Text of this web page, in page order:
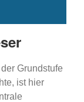
Grundstufe
ist hier